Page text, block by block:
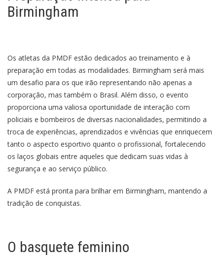
Birmingham
Os atletas da PMDF estão dedicados ao treinamento e à
preparação em todas as modalidades. Birmingham será mais
um desafio para os que irão representando não apenas a
corporação, mas também o Brasil. Além disso, o evento
proporciona uma valiosa oportunidade de interação com
policiais e bombeiros de diversas nacionalidades, permitindo a
troca de experiências, aprendizados e vivências que enriquecem
tanto o aspecto esportivo quanto o profissional, fortalecendo
os laços globais entre aqueles que dedicam suas vidas à
segurança e ao serviço público.
A PMDF está pronta para brilhar em Birmingham, mantendo a
tradição de conquistas.
O basquete feminino